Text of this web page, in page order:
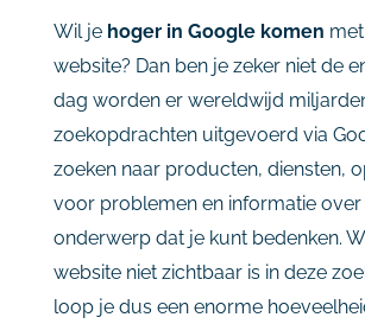
Wil je hoger in Google komen met
website? Dan ben je zeker niet de
dag worden er wereldwijd
zoekopdrachten uitgevoerd via
zoeken naar producten, diensten,
voor problemen en informatie over
onderwerp dat je kunt bedenken.
website niet zichtbaar is in deze
loop je dus een enorme